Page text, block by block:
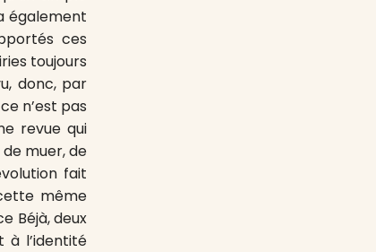
également
ces
toujours
donc, par
n’est pas
revue qui
muer, de
fait
même
Béjà, deux
à l’identité